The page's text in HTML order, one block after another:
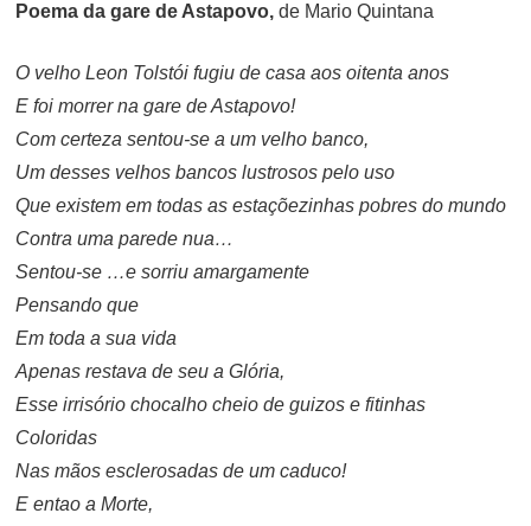
Poema da gare de Astapovo,de Mario Quintana
O velho Leon Tolstói fugiu de casa aos oitenta anos
E foi morrer na gare de Astapovo!
Com certeza sentou-se a um velho banco,
Um desses velhos bancos lustrosos pelo uso
Que existem em todas as estaçõezinhas pobres do mundo
Contra uma parede nua…
Sentou-se …e sorriu amargamente
Pensando que
Em toda a sua vida
Apenas restava de seu a Glória,
Esse irrisório chocalho cheio de guizos e fitinhas
Coloridas
Nas mãos esclerosadas de um caduco!
E entao a Morte,